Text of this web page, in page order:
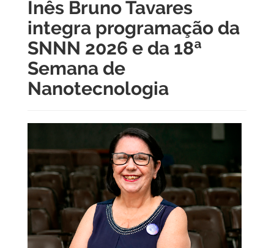
Inês Bruno Tavares
integra programação da
SNNN 2026 e da 18ª
Semana de
Nanotecnologia